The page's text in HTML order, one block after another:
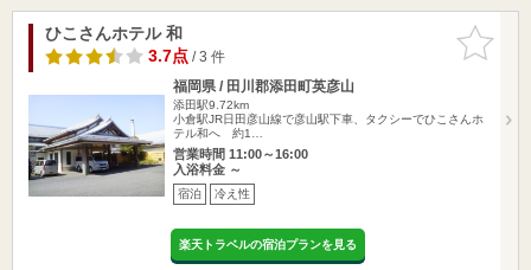
お気に入
りに追加
ひこさんホテル 和
3.7点/ 3 件
福岡県 / 田川郡添田町英彦山
添田駅9.72km
小倉駅JR日田彦山線で彦山駅下車、タクシーでひこさんホ
テル和へ 約1…
営業時間 11:00～16:00
入浴料金 ～
宿泊 冷え性
楽天トラベルの宿泊プランを見る